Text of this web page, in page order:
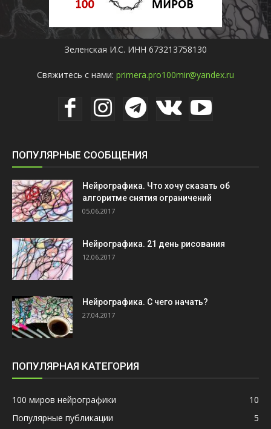
Зеленская И.С. ИНН 673213758130
Свяжитесь с нами: primera.pro100mir@yandex.ru
ПОПУЛЯРНЫЕ СООБЩЕНИЯ
Нейрографика. Что хочу сказать об
алгоритме снятия ограничений
05.06.2017
Нейрографика. 21 день рисования
12.06.2017
Нейрографика. С чего начать?
27.04.2017
ПОПУЛЯРНАЯ КАТЕГОРИЯ
100 миров нейрографики
10
Популярные публикации
5